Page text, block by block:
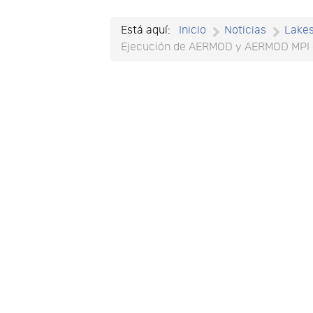
Está aquí: Inicio Noticias
Ejecución de AERMOD y AERMOD